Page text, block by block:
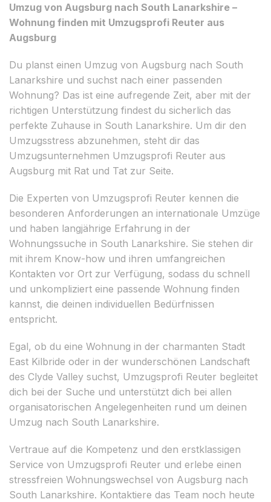
Umzug von Augsburg nach South Lanarkshire –
Wohnung finden mit Umzugsprofi Reuter aus
Augsburg
Du planst einen Umzug von Augsburg nach South
Lanarkshire und suchst nach einer passenden
Wohnung? Das ist eine aufregende Zeit, aber mit der
richtigen Unterstützung findest du sicherlich das
perfekte Zuhause in South Lanarkshire. Um dir den
Umzugsstress abzunehmen, steht dir das
Umzugsunternehmen Umzugsprofi Reuter aus
Augsburg mit Rat und Tat zur Seite.
Die Experten von Umzugsprofi Reuter kennen die
besonderen Anforderungen an internationale Umzüge
und haben langjährige Erfahrung in der
Wohnungssuche in South Lanarkshire. Sie stehen dir
mit ihrem Know-how und ihren umfangreichen
Kontakten vor Ort zur Verfügung, sodass du schnell
und unkompliziert eine passende Wohnung finden
kannst, die deinen individuellen Bedürfnissen
entspricht.
Egal, ob du eine Wohnung in der charmanten Stadt
East Kilbride oder in der wunderschönen Landschaft
des Clyde Valley suchst, Umzugsprofi Reuter begleitet
dich bei der Suche und unterstützt dich bei allen
organisatorischen Angelegenheiten rund um deinen
Umzug nach South Lanarkshire.
Vertraue auf die Kompetenz und den erstklassigen
Service von Umzugsprofi Reuter und erlebe einen
stressfreien Wohnungswechsel von Augsburg nach
South Lanarkshire. Kontaktiere das Team noch heute